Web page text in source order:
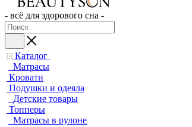
- всё для здорового сна -
Каталог
Матрасы
Кровати
Подушки и одеяла
Детские товары
Топперы
Матрасы в рулоне